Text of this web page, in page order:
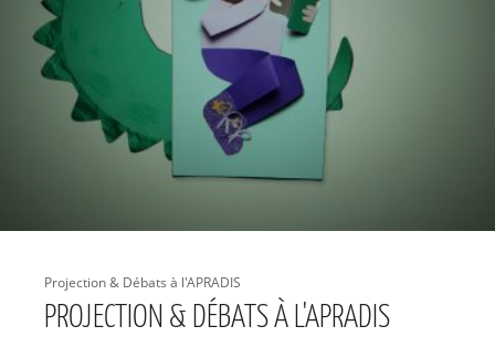
Projection & Débats à l'APRADIS
PROJECTION & DÉBATS À L'APRADIS